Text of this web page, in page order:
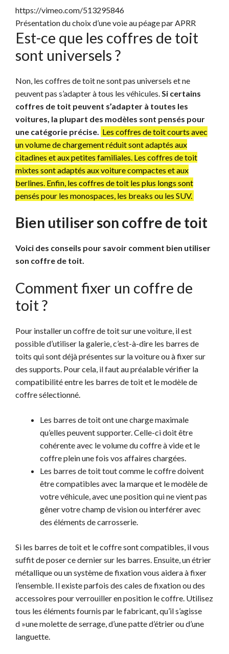
https://vimeo.com/513295846
Présentation du choix d’une voie au péage par APRR
Est-ce que les coffres de toit
sont universels ?
Non, les coffres de toit ne sont pas universels et ne
peuvent pas s’adapter à tous les véhicules.Si certains
coffres de toit peuvent s’adapter à toutes les
voitures, la plupart des modèles sont pensés pour
une catégorie précise. Les coffres de toit courts avec
un volume de chargement réduit sont adaptés aux
citadines et aux petites familiales. Les coffres de toit
mixtes sont adaptés aux voiture compactes et aux
berlines. Enfin, les coffres de toit les plus longs sont
pensés pour les monospaces, les breaks ou les SUV.
Bien utiliser son coffre de toit
Voici des conseils pour savoir comment bien utiliser
son coffre de toit.
Comment fixer un coffre de
toit ?
Pour installer un coffre de toit sur une voiture, il est
possible d’utiliser la galerie, c’est-à-dire les barres de
toits qui sont déjà présentes sur la voiture ou à fixer sur
des supports. Pour cela, il faut au préalable vérifier la
compatibilité entre les barres de toit et le modèle de
coffre sélectionné.
Les barres de toit ont une charge maximale
qu’elles peuvent supporter. Celle-ci doit être
cohérente avec le volume du coffre à vide et le
coffre plein une fois vos affaires chargées.
Les barres de toit tout comme le coffre doivent
être compatibles avec la marque et le modèle de
votre véhicule, avec une position qui ne vient pas
gêner votre champ de vision ou interférer avec
des éléments de carrosserie.
Si les barres de toit et le coffre sont compatibles, il vous
suffit de poser ce dernier sur les barres. Ensuite, un étrier
métallique ou un système de fixation vous aidera à fixer
l’ensemble. Il existe parfois des cales de fixation ou des
accessoires pour verrouiller en position le coffre. Utilisez
tous les éléments fournis par le fabricant, qu’il s’agisse
d »une molette de serrage, d’une patte d’étrier ou d’une
languette.